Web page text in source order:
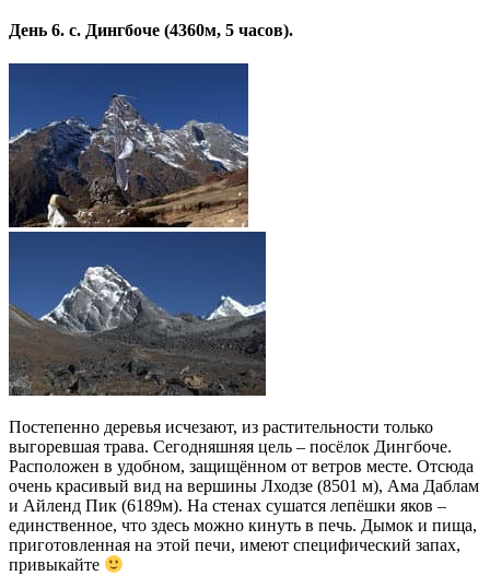
День 6. с. Дингбоче (4360м, 5 часов).
Постепенно деревья исчезают, из растительности только
выгоревшая трава. Сегодняшняя цель – посёлок Дингбоче.
Расположен в удобном, защищённом от ветров месте. Отсюда
очень красивый вид на вершины Лходзе (8501 м), Ама Даблам
и Айленд Пик (6189м). На стенах сушатся лепёшки яков –
единственное, что здесь можно кинуть в печь. Дымок и пища,
приготовленная на этой печи, имеют специфический запах,
привыкайте